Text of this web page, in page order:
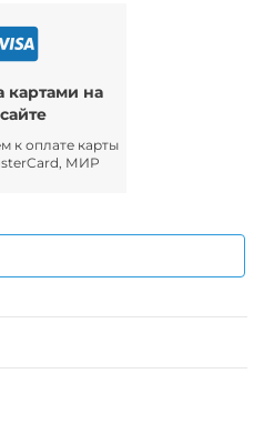
картами на
сайте
к оплате карты
МИР